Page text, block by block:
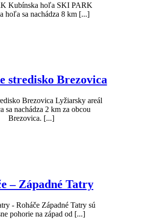
Kubínska hoľa SKI PARK
hoľa sa nachádza 8 km [...]
stredisko Brezovica
Brezovica Lyžiarsky areál
sa nachádza 2 km za obcou
Brezovica. [...]
– Západné Tatry
- Roháče Západné Tatry sú
pohorie na západ od [...]